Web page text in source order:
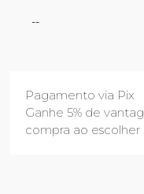
--
Pagamento via Pix
Ganhe 5% de
compra ao